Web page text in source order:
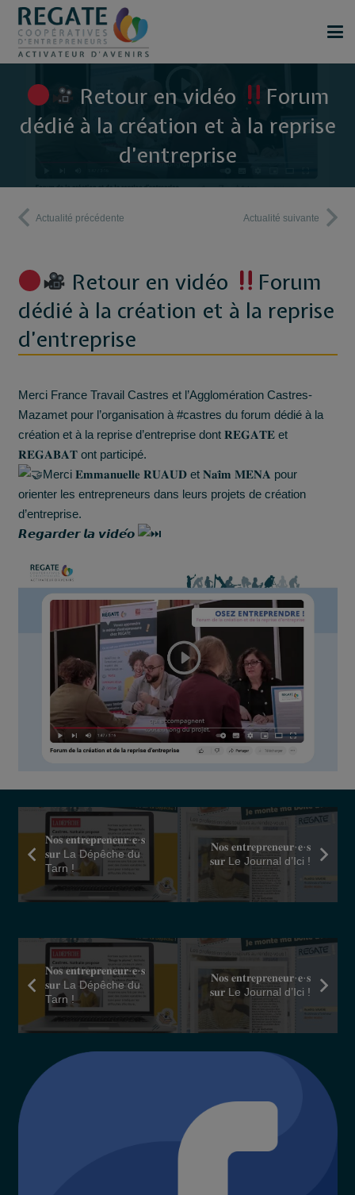
Retour en vidéo
Forum
dédié à la création et à la reprise
d’entreprise
Actualité précédente Actualité suivante
Retour en vidéo
Forum
dédié à la création et à la reprise
d’entreprise
Merci France Travail Castres et l’Agglomération Castres-
Mazametpour l’organisation à #castres du forum dédié à la
création et à la reprise d’entreprise dont 𝐑𝐄𝐆𝐀𝐓𝐄 et
𝐑𝐄𝐆𝐀𝐁𝐀𝐓 ont participé.
Merci 𝐄𝐦𝐦𝐚𝐧𝐮𝐞𝐥𝐥𝐞 𝐑𝐔𝐀𝐔𝐃 et 𝐍𝐚𝐢̈𝐦 𝐌𝐄𝐍𝐀 pour
orienter les entrepreneurs dans leurs projets de création
d’entreprise.
𝙍𝙚𝙜𝙖𝙧𝙙𝙚𝙧 𝙡𝙖 𝙫𝙞𝙙𝙚́𝙤
𝐍𝐨𝐬 𝐞𝐧𝐭𝐫𝐞𝐩𝐫𝐞𝐧𝐞𝐮𝐫·𝐞·𝐬
𝐬𝐮𝐫 La Dépêche du
Tarn !
𝐍𝐨𝐬 𝐞𝐧𝐭𝐫𝐞𝐩𝐫𝐞𝐧𝐞𝐮𝐫·𝐞·𝐬
𝐬𝐮𝐫 Le Journal d’Ici !
𝐍𝐨𝐬 𝐞𝐧𝐭𝐫𝐞𝐩𝐫𝐞𝐧𝐞𝐮𝐫·𝐞·𝐬
𝐬𝐮𝐫 La Dépêche du
Tarn !
𝐍𝐨𝐬 𝐞𝐧𝐭𝐫𝐞𝐩𝐫𝐞𝐧𝐞𝐮𝐫·𝐞·𝐬
𝐬𝐮𝐫 Le Journal d’Ici !